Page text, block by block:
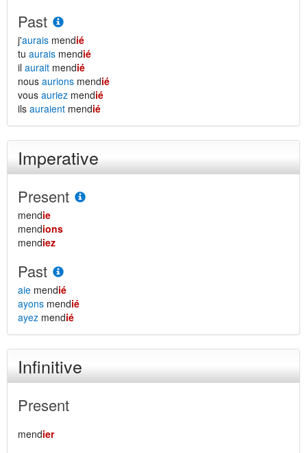
Past
j'aurais mendié
tu aurais mendié
il aurait mendié
nous aurions mendié
vous auriez mendié
ils auraient mendié
Imperative
Present
mendie
mendions
mendiez
Past
aie mendié
ayons mendié
ayez mendié
Infinitive
Present
mendier